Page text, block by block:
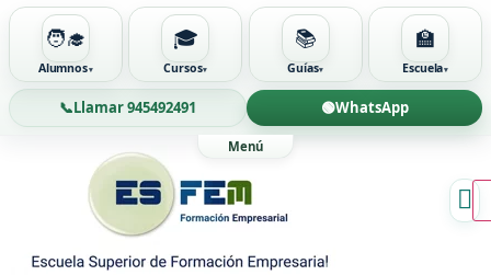
🧑‍🎓
Alumnos
🎓
Cursos
📚
Guías
🏫
Escuela
📞Llamar 945492491 🟢WhatsApp